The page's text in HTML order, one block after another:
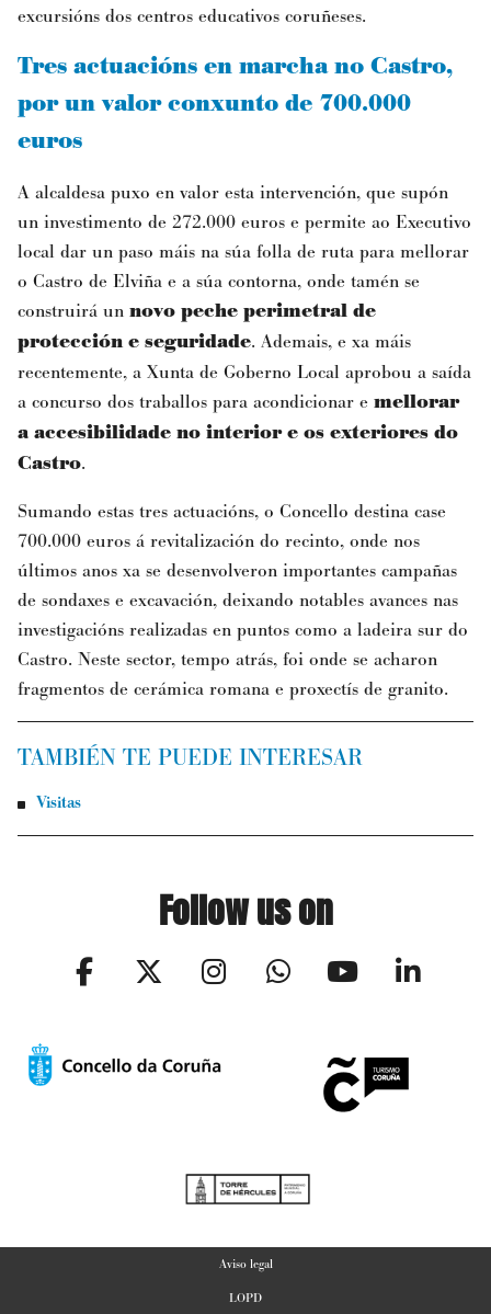
excursións dos centros educativos coruñeses.
Tres actuacións en marcha no Castro,
por un valor conxunto de 700.000
euros
A alcaldesa puxo en valor esta intervención, que supón
un investimento de 272.000 euros e permite ao Executivo
local dar un paso máis na súa folla de ruta para mellorar
o Castro de Elviña e a súa contorna, onde tamén se
construirá un novo peche perimetral de
protección e seguridade. Ademais, e xa máis
recentemente, a Xunta de Goberno Local aprobou a saída
a concurso dos traballos para acondicionar e mellorar
a accesibilidade no interior e os exteriores do
Castro.
Sumando estas tres actuacións, o Concello destina case
700.000 euros á revitalización do recinto, onde nos
últimos anos xa se desenvolveron importantes campañas
de sondaxes e excavación, deixando notables avances nas
investigacións realizadas en puntos como a ladeira sur do
Castro. Neste sector, tempo atrás, foi onde se acharon
fragmentos de cerámica romana e proxectís de granito.
TAMBIÉN TE PUEDE INTERESAR
Visitas
Follow us on
Aviso legal
LOPD